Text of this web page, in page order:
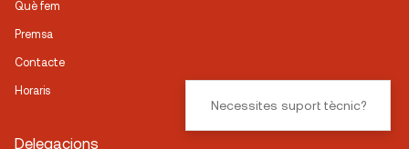
Què fem
Premsa
Contacte
Horaris
Delegacions
Necessites suport tècnic?